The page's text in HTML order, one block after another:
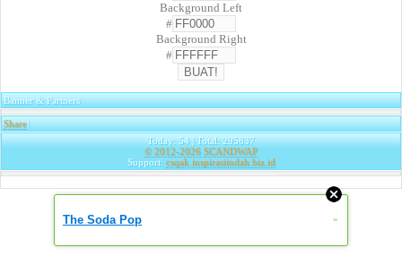
Background Left
#
Background Right
#
Banner & Partners
Share|
Today: 54 | Total: 295837
© 2012-2026 SCANDWAP
Support: csqak.inspirasiindah.biz.id
The Soda Pop »